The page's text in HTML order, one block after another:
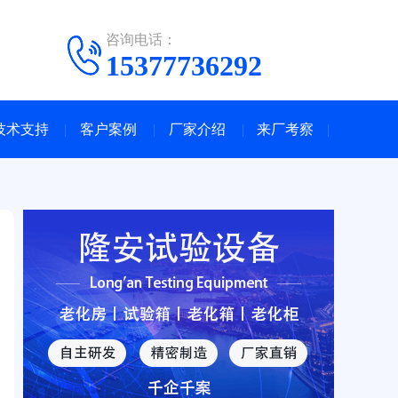
咨询电话：
15377736292
术支持 客户案例 厂家介绍 来厂考察